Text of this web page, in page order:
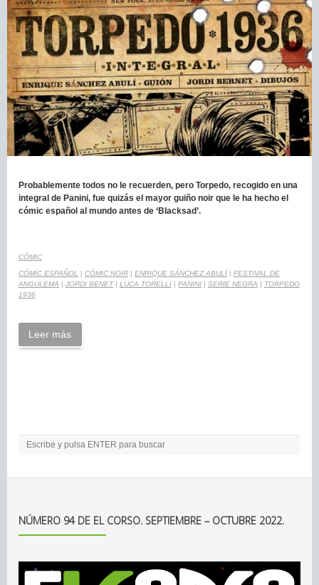
Probablemente todos no le recuerden, pero Torpedo, recogido en una
integral de Panini, fue quizás el mayor guiño noir que le ha hecho el
cómic español al mundo antes de ‘Blacksad’.
CÓMIC
CÓMIC ESPAÑOL | CÓMIC NOIR | ENRIQUE SÁNCHEZ ABULÍ | FESTIVAL DE
ANGULEMA | JORDI BENET| LUCA TORELLI | PANINI | SERIE NEGRA | TORPEDO
1936
Leer más
NÚMERO 94 DE EL CORSO. SEPTIEMBRE – OCTUBRE 2022.